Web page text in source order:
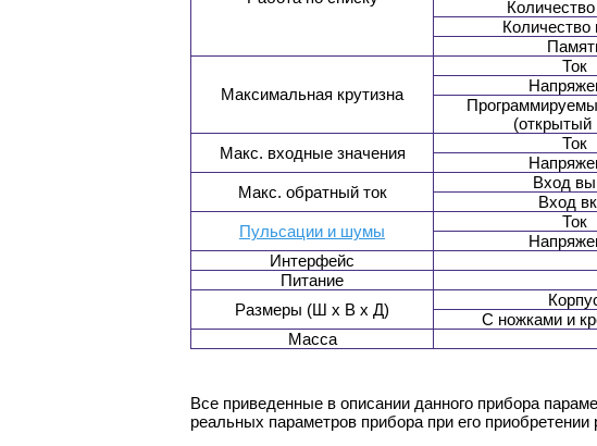
Количество
Максимальная крутизна
Ток
(открытый
Макс. входные значения
Ток
Макс. обратный ток
Вход
Вход
Пульсации и шумы
Ток
Интерфейс
Питание
Размеры (Ш x В x Д)
С ножками и
Масса
Все приведенные в описании данного прибора
реальных параметров прибора при его